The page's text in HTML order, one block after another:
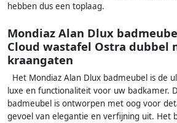
hebben dus een toplaag.
Mondiaz Alan Dlux
Cloud wastafel Ostra dubbel
kraangaten
Het Mondiaz Alan Dlux badmeubel is de
luxe en functionaliteit voor uw badkamer.
badmeubel is ontworpen met oog voor
gevoel van elegantie en verfijning uit. Het